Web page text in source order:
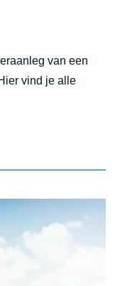
van een
vind je alle